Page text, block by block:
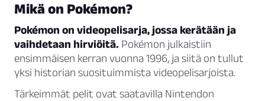
Mikä on Pokémon?
Pokémon on videopelisarja, jossa kerätään ja
vaihdetaan hirviöitä. Pokémon julkaistiin
ensimmäisen kerran vuonna 1996, ja siitä on tullut
yksi historian suosituimmista videopelisarjoista.
Tärkeimmät pelit ovat saatavilla Nintendon